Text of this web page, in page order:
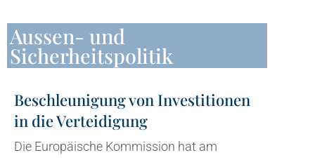
Aussen- und
Sicherheitspolitik
Beschleunigung von Investitionen
in die Verteidigung
Die Europäische Kommission hat am